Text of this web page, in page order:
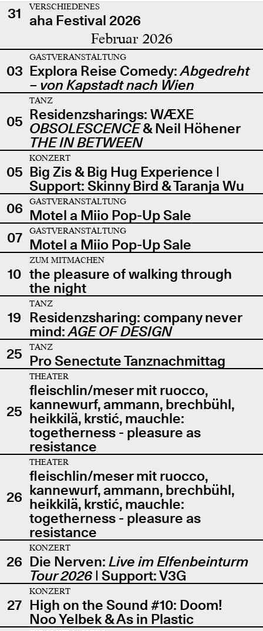
31
VERSCHIEDENES
aha Festival 2026
Februar 2026
03
GASTVERANSTALTUNG
Explora Reise Comedy:Abgedreht
– von Kapstadt nach Wien
05
TANZ
Residenzsharings: WÆXE
OBSOLESCENCE& Neil Höhener
THE IN BETWEEN
05
KONZERT
Big Zis & Big Hug Experience |
Support: Skinny Bird & Taranja Wu
06
GASTVERANSTALTUNG
Motel a Miio Pop-Up Sale
07
GASTVERANSTALTUNG
Motel a Miio Pop-Up Sale
10
ZUM MITMACHEN
the pleasure of walking through
the night
19
TANZ
Residenzsharing: company never
mind:AGE OF DESIGN
25
TANZ
Pro Senectute Tanznachmittag
25
THEATER
fleischlin/meser mit ruocco,
kannewurf, ammann, brechbühl,
heikkilä, krstić, mauchle:
togetherness - pleasure as
resistance
26
THEATER
fleischlin/meser mit ruocco,
kannewurf, ammann, brechbühl,
heikkilä, krstić, mauchle:
togetherness - pleasure as
resistance
26
KONZERT
Die Nerven: Live im Elfenbeinturm
Tour 2026| Support: V3G
27
KONZERT
High on the Sound #10: Doom!
Noo Yelbek & As in Plastic